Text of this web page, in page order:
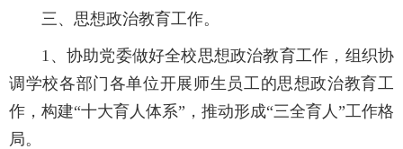
三、思想政治教育工作。
1 、协助党委做好全校思想政治教育工作，组织协
调学校各部门各单位开展师生员工的思想政治教育工
作，构建“十大育人体系”，推动形成“三全育人”工作格
局。